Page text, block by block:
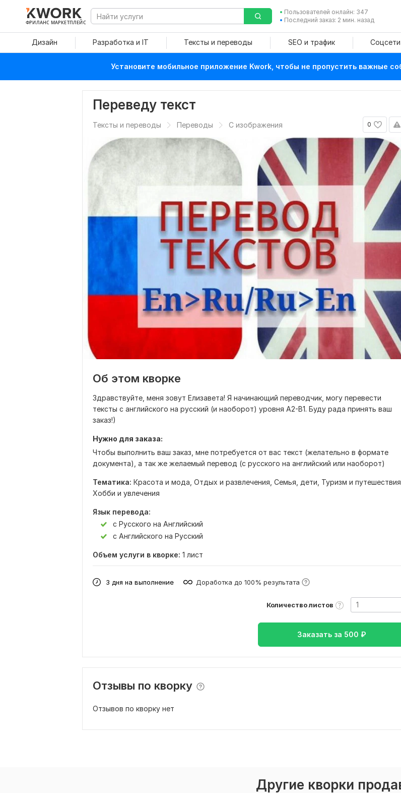
ФРИЛАНС МАРКЕТПЛЕЙС
Пользователей онлайн: 347
Последний заказ: 2 мин. назад
Дизайн Разработка и IT Тексты и переводы SEO и трафик
Установите мобильное приложение Kwork, чтобы не пропустить важные
Переведу текст
0
Тексты и переводы Переводы С изображения
Об этом кворке
Здравствуйте, меня зовут Елизавета! Я начинающий переводчик, могу перевести
тексты с английского на русский (и наоборот) уровня A2-B1. Буду рада принять ваш
заказ!)
Нужно для заказа:
Чтобы выполнить ваш заказ, мне потребуется от вас текст (желательно в формате
документа), а так же желаемый перевод (с русского на английский или наоборот)
Тематика: Красота и мода, Отдых и развлечения, Семья, дети, Туризм и путешествия,
Хобби и увлечения
Язык перевода:
с Русского на Английский
с Английского на Русский
Объем услуги в кворке: 1 лист
3 дня на выполнение Доработка до 100% результата
Количество листов
Заказать за 500 ₽
Отзывы по кворку
Отзывов по кворку нет
Другие кворки